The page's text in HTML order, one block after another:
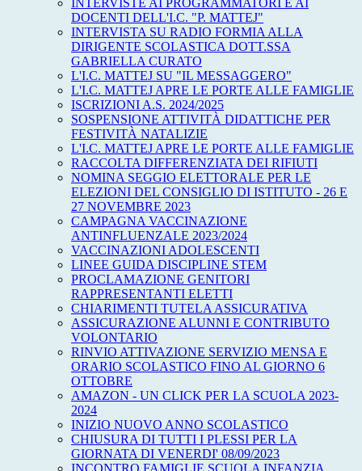
INTERVISTE AI PROGRAMMATORI E AI
DOCENTI DELL'I.C. "P. MATTEJ"
INTERVISTA SU RADIO FORMIA ALLA
DIRIGENTE SCOLASTICA DOTT.SSA
GABRIELLA CURATO
L'I.C. MATTEJ SU "IL MESSAGGERO"
L'I.C. MATTEJ APRE LE PORTE ALLE FAMIGLIE
ISCRIZIONI A.S. 2024/2025
SOSPENSIONE ATTIVITÀ DIDATTICHE PER
FESTIVITÀ NATALIZIE
L'I.C. MATTEJ APRE LE PORTE ALLE FAMIGLIE
RACCOLTA DIFFERENZIATA DEI RIFIUTI
NOMINA SEGGIO ELETTORALE PER LE
ELEZIONI DEL CONSIGLIO DI ISTITUTO - 26 E
27 NOVEMBRE 2023
CAMPAGNA VACCINAZIONE
ANTINFLUENZALE 2023/2024
VACCINAZIONI ADOLESCENTI
LINEE GUIDA DISCIPLINE STEM
PROCLAMAZIONE GENITORI
RAPPRESENTANTI ELETTI
CHIARIMENTI TUTELA ASSICURATIVA
ASSICURAZIONE ALUNNI E CONTRIBUTO
VOLONTARIO
RINVIO ATTIVAZIONE SERVIZIO MENSA E
ORARIO SCOLASTICO FINO AL GIORNO 6
OTTOBRE
AMAZON - UN CLICK PER LA SCUOLA 2023-
2024
INIZIO NUOVO ANNO SCOLASTICO
CHIUSURA DI TUTTI I PLESSI PER LA
GIORNATA DI VENERDI' 08/09/2023